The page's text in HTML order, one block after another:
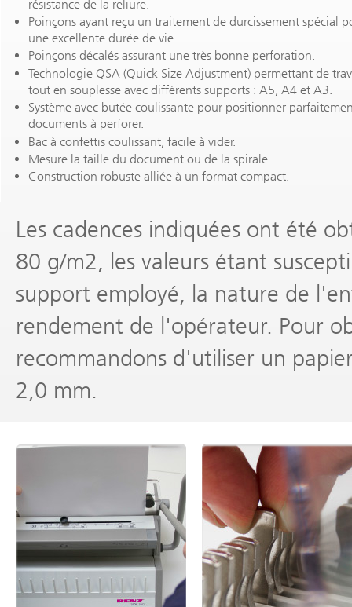
résistance de la reliure.
Poinçons ayant reçu un traitement de durcissement spécial
une excellente durée de vie.
Poinçons décalés assurant une très bonne perforation.
Technologie QSA (Quick Size Adjustment) permettant de
tout en souplesse avec différents supports : A5, A4 et A3.
Système avec butée coulissante pour positionner
documents à perforer.
Bac à confettis coulissant, facile à vider.
Mesure la taille du document ou de la spirale.
Construction robuste alliée à un format compact.
Les cadences indiquées ont été
80 g/m2, les valeurs étant
support employé, la nature de
rendement de l'opérateur. Pour
recommandons d'utiliser un
2,0 mm.